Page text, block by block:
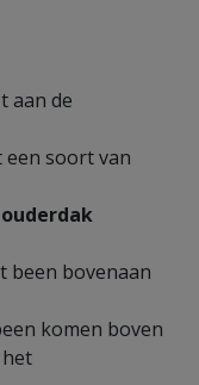
aan de
soort van
been bovenaan
komen boven